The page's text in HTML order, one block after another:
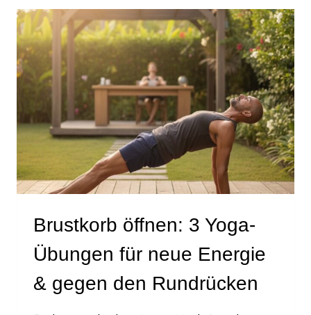
FÜR
DEN
SCHREIBTISCH-
RÜCKEN
Brustkorb öffnen: 3 Yoga-
Übungen für neue Energie
& gegen den Rundrücken